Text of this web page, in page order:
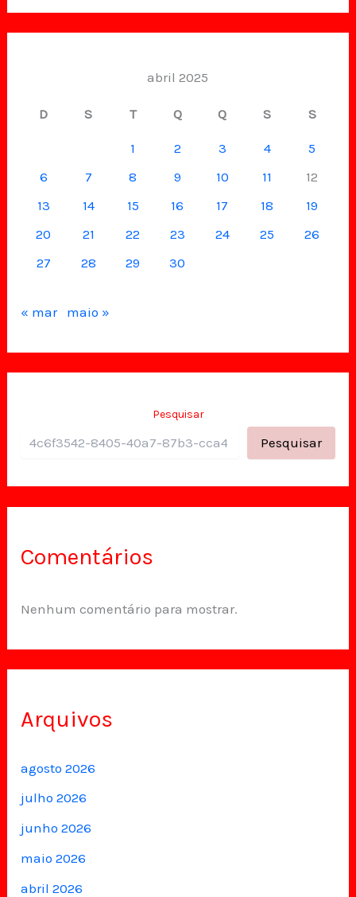
abril 2025
D S T Q Q S S
1 2 3 4
5
6
7 8 9 10 11
12
13
14 15 16 17 18
19
20
21 22 23 24 25
26
27
28 29 30
« mar maio »
Pesquisar
Pesquisar
Comentários
Nenhum comentário para mostrar.
Arquivos
agosto 2026
julho 2026
junho 2026
maio 2026
abril 2026